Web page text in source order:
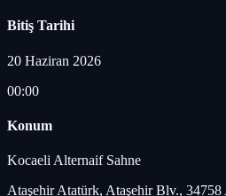
Bitiş Tarihi
20 Haziran 2026
00:00
Konum
Kocaeli Alternaif Sahne
Ataşehir Atatürk, Ataşehir Blv., 34758